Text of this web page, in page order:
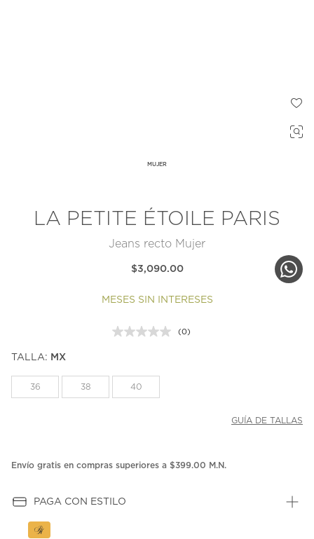
MUJER
LA PETITE ÉTOILE PARIS
Jeans recto Mujer
$3,090.00
MESES SIN INTERESES
Sin
(0)
TALLA: MX
36 38 40
GUÍA DE TALLAS
Envío gratis en compras superiores a $399.00 M.N.
PAGA CON ESTILO